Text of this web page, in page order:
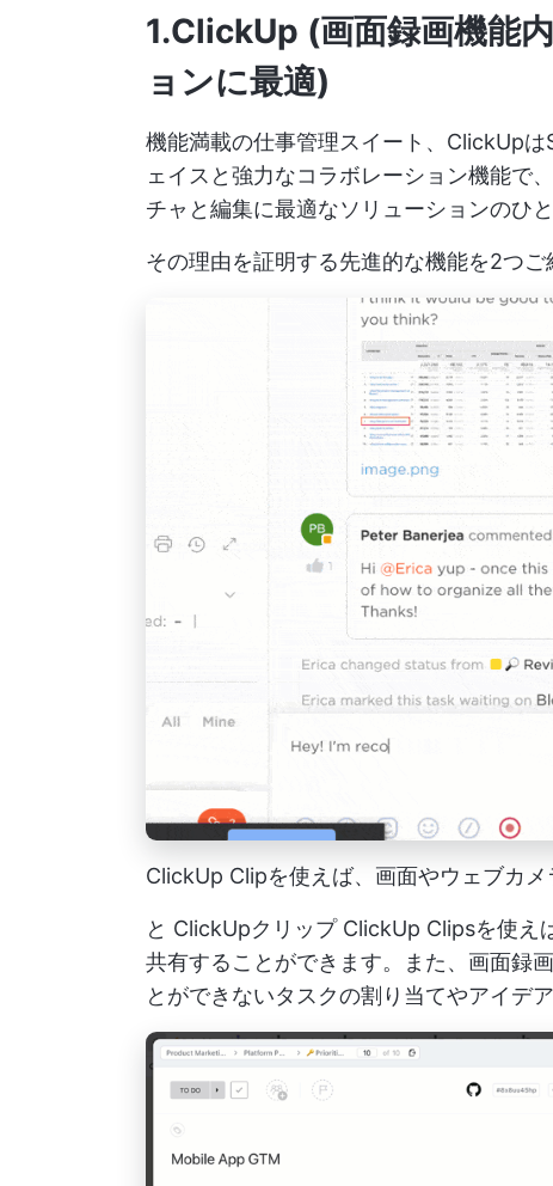
1.ClickUp (画面録画機能
ョンに最適)
機能満載の仕事管理スイート、ClickUp
ェイスと強力なコラボレーション機能で、
チャと編集に最適なソリューションのひと
その理由を証明する先進的な機能を2つご
ClickUp Clipを使えば、画面やウェブカメ
と ClickUpクリップClickUp Clipsを使え
共有することができます。また、画面録
とができないタスクの割り当てやアイデ